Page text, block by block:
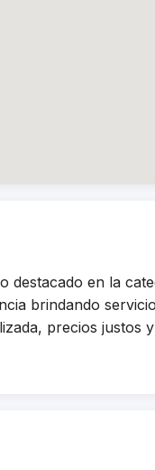
destacado en la
brindando
precios justos